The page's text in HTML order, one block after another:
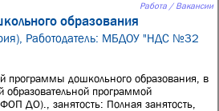
Работа / Вакансии
образования
Работодатель: МБДОУ "НДС №32
программы дошкольного образования, в
образовательной программой
ДО)., занятость: Полная занятость,